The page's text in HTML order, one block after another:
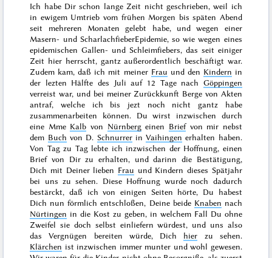
Ich habe Dir schon lange Zeit nicht geschrieben, weil ich
in ewigem Umtrieb vom frühen Morgen bis späten Abend
seit mehreren Monaten gelebt habe, und wegen einer
Masern- und ScharlachfieberEpidemie, so wie wegen eines
epidemischen Gallen- und Schleimfiebers, das seit einiger
Zeit hier herrscht, gantz außerordentlich beschäftigt war.
Zudem kam, daß ich mit meiner Frau und den Kindern in
der lezten Hälfte des Juli auf 12 Tage nach Göppingen
verreist war, und bei meiner Zurückkunft Berge von Akten
antraf, welche ich bis jezt noch nicht gantz habe
zusammenarbeiten können. Du wirst inzwischen durch
eine Mme Kalb von Nürnbergeinen Briefvon mir nebst
dem Buch von D. SchnurrerinVaihingen erhalten haben.
Von Tag zu Tag lebte ich inzwischen der Hoffnung, einen
Brief von Dir zu erhalten, und darinn die Bestätigung,
Dich mit Deiner lieben Frau und Kindern dieses Spätjahr
bei uns zu sehen. Diese Hoffnung wurde noch dadurch
bestärckt, daß ich von einigen Seiten hörte, Du habest
Dich nun förmlich entschloßen, Deine beide Knaben nach
Nürtingen in die Kost zu geben, in welchem Fall Du ohne
Zweifel sie doch selbst einliefern würdest, und uns also
das Vergnügen bereiten würde, Dich hier zu sehen.
Klärchen ist inzwischen immer munter und wohl gewesen.